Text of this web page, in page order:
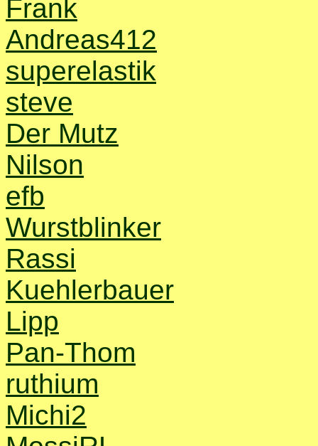
Frank
Andreas412
superelastik
steve
Der Mutz
Nilson
efb
Wurstblinker
Rassi
Kuehlerbauer
Lipp
Pan-Thom
ruthium
Michi2